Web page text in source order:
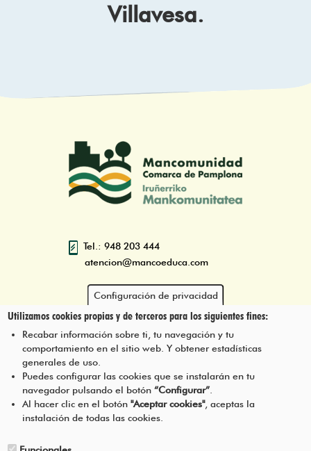
Villavesa.
Tel.: 948 203 444
atencion@mancoeduca.com
Programa de Educación Ambiental
Escolar de la Mancomunidad de la
Comarca de Pamplona
Pie
Menú
CONTÁCTANOS
Configuración de privacidad
Utilizamos cookies propias y de terceros para los siguientes fines:
Recabar información sobre ti, tu navegación y tu
comportamiento en el sitio web. Y obtener estadísticas
generales de uso.
Puedes configurar las cookies que se instalarán en tu
navegador pulsando el botón“Configurar”
Al hacer clic en el botón"Aceptar cookies", aceptas la
instalación de todas las cookies.